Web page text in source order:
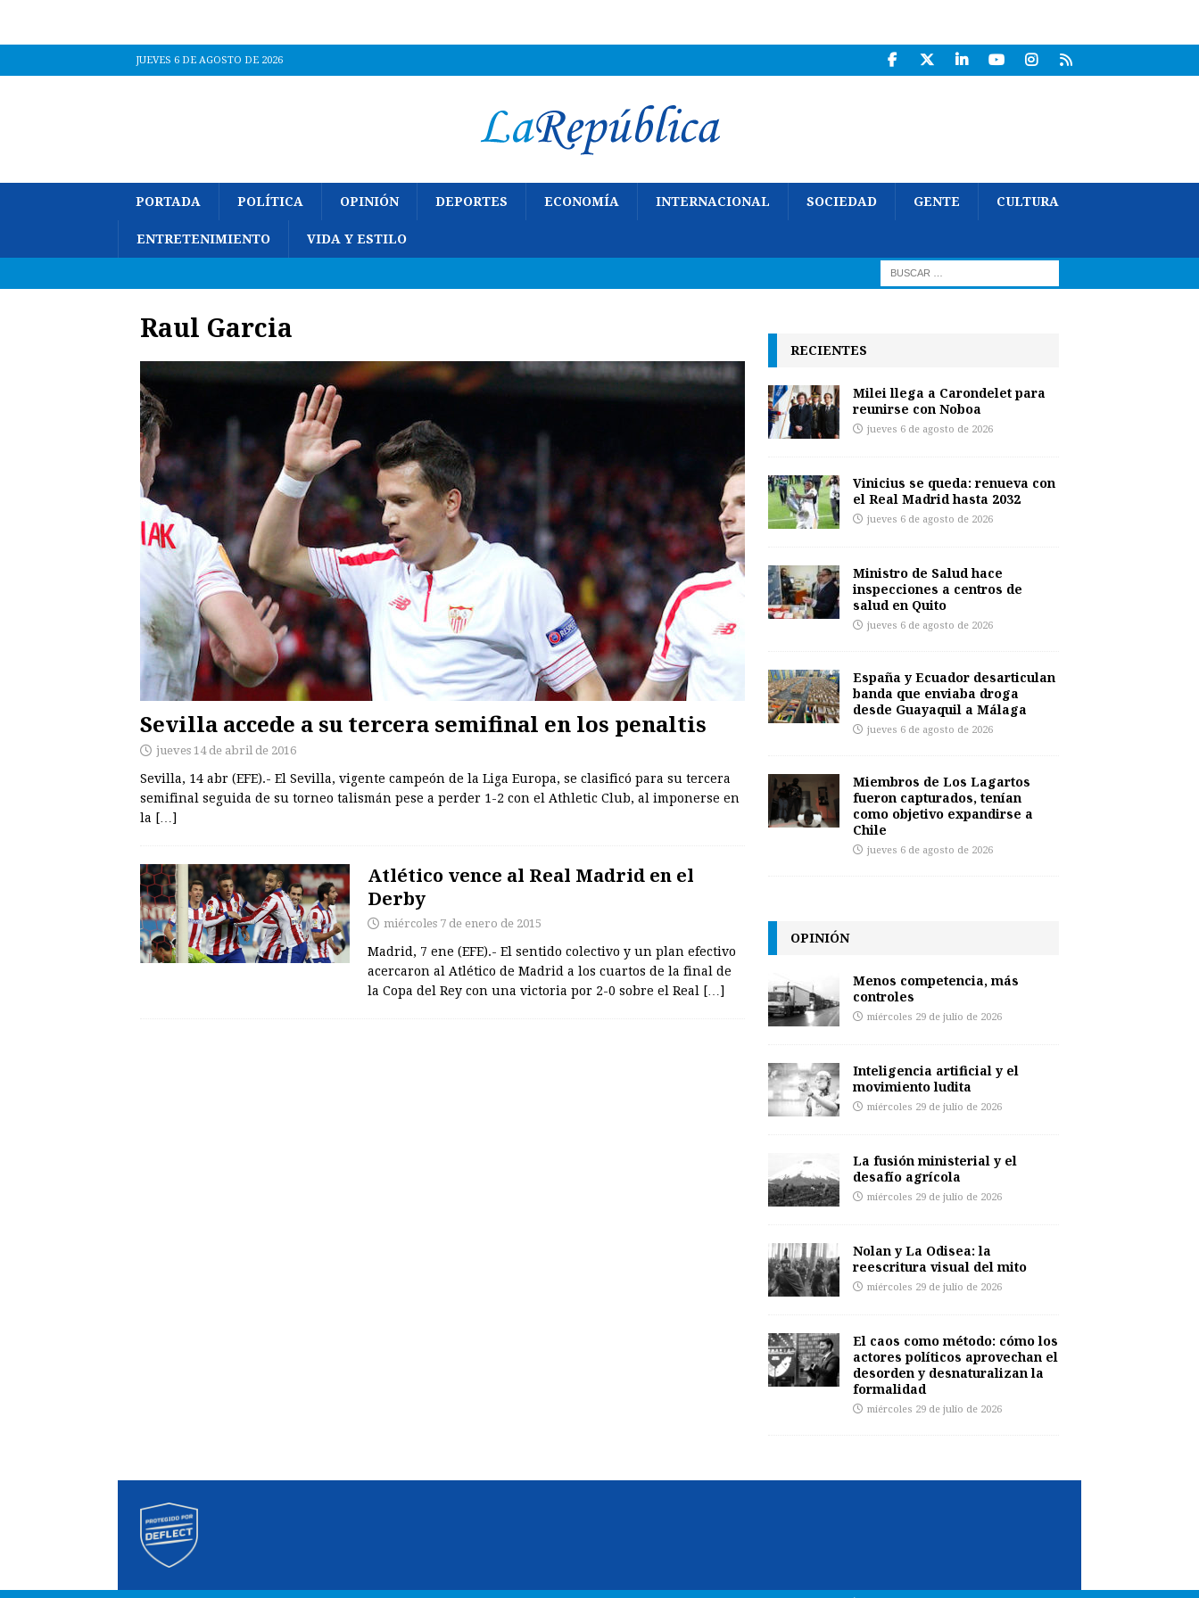
JUEVES 6 DE AGOSTO DE 2026
PORTADA POLÍTICA OPINIÓN DEPORTES ECONOMÍA INTERNACIONAL SOCIEDAD GENTE CULTURA
ENTRETENIMIENTO VIDA Y ESTILO
Raul Garcia
Sevilla accede a su tercera semifinal en los penaltis
jueves 14 de abril de 2016
Sevilla, 14 abr (EFE).- El Sevilla, vigente campeón de la Liga Europa, se clasificó para su tercera
semifinal seguida de su torneo talismán pese a perder 1-2 con el Athletic Club, al imponerse en
la […]
Atlético vence al Real Madrid en el
Derby
miércoles 7 de enero de 2015
Madrid, 7 ene (EFE).- El sentido colectivo y un plan efectivo
acercaron al Atlético de Madrid a los cuartos de la final de
la Copa del Rey con una victoria por 2-0 sobre el Real
[…]
RECIENTES
Milei llega a Carondelet para
reunirse con Noboa
jueves 6 de agosto de 2026
Vinicius se queda: renueva con
el Real Madrid hasta 2032
jueves 6 de agosto de 2026
Ministro de Salud hace
inspecciones a centros de
salud en Quito
jueves 6 de agosto de 2026
España y Ecuador desarticulan
banda que enviaba droga
desde Guayaquil a Málaga
jueves 6 de agosto de 2026
Miembros de Los Lagartos
fueron capturados, tenían
como objetivo expandirse a
Chile
jueves 6 de agosto de 2026
OPINIÓN
Menos competencia, más
controles
miércoles 29 de julio de 2026
Inteligencia artificial y el
movimiento ludita
miércoles 29 de julio de 2026
La fusión ministerial y el
desafío agrícola
miércoles 29 de julio de 2026
Nolan y La Odisea: la
reescritura visual del mito
miércoles 29 de julio de 2026
El caos como método: cómo los
actores políticos aprovechan el
desorden y desnaturalizan la
formalidad
miércoles 29 de julio de 2026